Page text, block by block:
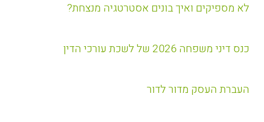
לא מספיקים ואיך בונים אסטרטגיה מנצחת?
כנס דיני משפחה 2026 של לשכת עורכי הדין
העברת העסק מדור לדור